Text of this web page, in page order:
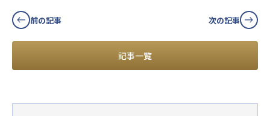
前の記事
記事一覧
次の記事